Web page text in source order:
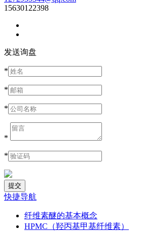
15630122398
发送询盘
*
*
*
*
*
快捷导航
纤维素醚的基本概念
HPMC（羟丙基甲基纤维素）